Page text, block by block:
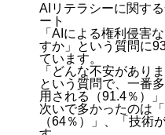
AIリテラシーに関す
ート
「AIによる権利侵害
すか」という質問に
ています。
「どんな不安があり
という質問で、一番
用される（91.4％）」
次いで多かったのは
（64％）」、「技術